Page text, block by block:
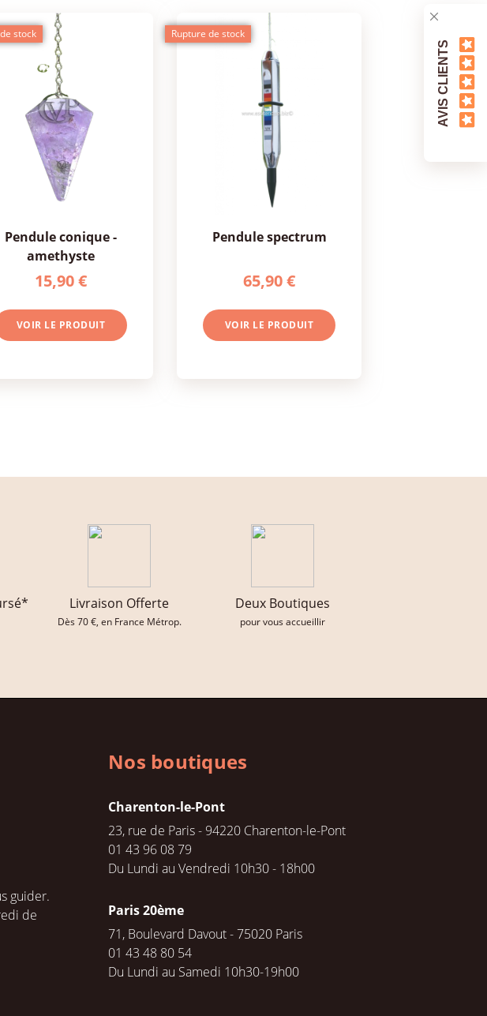
pendule conique -
amethyste
15,90 €
VOIR LE PRODUIT
stock
pendule spectrum
65,90 €
VOIR LE PRODUIT
Rupture de stock
Livraison Offerte
Dès 70 €, en France Métrop.
Deux Boutiques
pour vous accueillir
guider.
de
AVIS CLIENTS
Nos boutiques
Charenton-le-Pont
23, rue de Paris - 94220 Charenton-le-Pont
01 43 96 08 79
Du Lundi au Vendredi 10h30 - 18h00
Paris 20ème
71, Boulevard Davout - 75020 Paris
01 43 48 80 54
Du Lundi au Samedi 10h30-19h00